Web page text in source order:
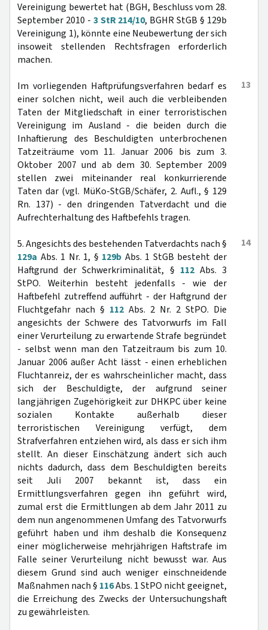
Vereinigung bewertet hat (BGH, Beschluss vom 28.
September 2010 - 3 StR 214/10, BGHR StGB § 129b
Vereinigung 1), könnte eine Neubewertung der sich
insoweit stellenden Rechtsfragen erforderlich
machen.
13
Im vorliegenden Haftprüfungsverfahren bedarf es
einer solchen nicht, weil auch die verbleibenden
Taten der Mitgliedschaft in einer terroristischen
Vereinigung im Ausland - die beiden durch die
Inhaftierung des Beschuldigten unterbrochenen
Tatzeiträume vom 11. Januar 2006 bis zum 3.
Oktober 2007 und ab dem 30. September 2009
stellen zwei miteinander real konkurrierende
Taten dar (vgl. MüKo-StGB/Schäfer, 2. Aufl., § 129
Rn. 137) - den dringenden Tatverdacht und die
Aufrechterhaltung des Haftbefehls tragen.
14
5. Angesichts des bestehenden Tatverdachts nach §
129a Abs. 1 Nr. 1, § 129b Abs. 1 StGB besteht der
Haftgrund der Schwerkriminalität, § 112Abs. 3
StPO. Weiterhin besteht jedenfalls - wie der
Haftbefehl zutreffend aufführt - der Haftgrund der
Fluchtgefahr nach § 112 Abs. 2 Nr. 2 StPO. Die
angesichts der Schwere des Tatvorwurfs im Fall
einer Verurteilung zu erwartende Strafe begründet
- selbst wenn man den Tatzeitraum bis zum 10.
Januar 2006 außer Acht lässt - einen erheblichen
Fluchtanreiz, der es wahrscheinlicher macht, dass
sich der Beschuldigte, der aufgrund seiner
langjährigen Zugehörigkeit zur DHKPC über keine
sozialen Kontakte außerhalb dieser
terroristischen Vereinigung verfügt, dem
Strafverfahren entziehen wird, als dass er sich ihm
stellt. An dieser Einschätzung ändert sich auch
nichts dadurch, dass dem Beschuldigten bereits
seit Juli 2007 bekannt ist, dass ein
Ermittlungsverfahren gegen ihn geführt wird,
zumal erst die Ermittlungen ab dem Jahr 2011 zu
dem nun angenommenen Umfang des Tatvorwurfs
geführt haben und ihm deshalb die Konsequenz
einer möglicherweise mehrjährigen Haftstrafe im
Falle seiner Verurteilung nicht bewusst war. Aus
diesem Grund sind auch weniger einschneidende
Maßnahmen nach § 116Abs. 1 StPO nicht geeignet,
die Erreichung des Zwecks der Untersuchungshaft
zu gewährleisten.